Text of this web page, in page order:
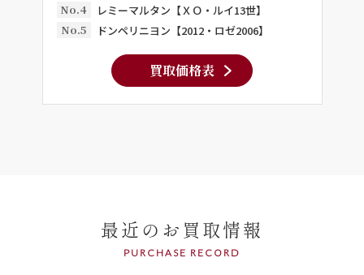
No.4
レミーマルタン【ＸＯ・ルイ13世】
No.5
ドンペリニヨン【2012・ロゼ2006】
買取価格表
最近のお買取情報
PURCHASE RECORD